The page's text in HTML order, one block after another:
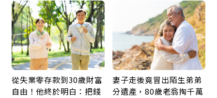
從失業零存款到30歲財富
自由！他終於明白：把錢
妻子走後竟冒出陌生弟弟
分遺產，80歲老翁掏千萬